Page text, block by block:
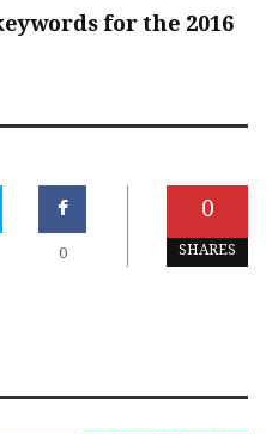
for the 2016
0
SHARES
0